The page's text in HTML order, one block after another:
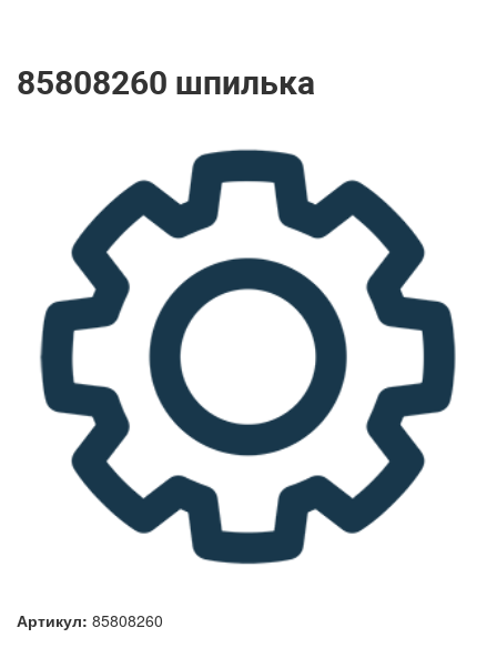
85808260 шпилька
Артикул: 85808260